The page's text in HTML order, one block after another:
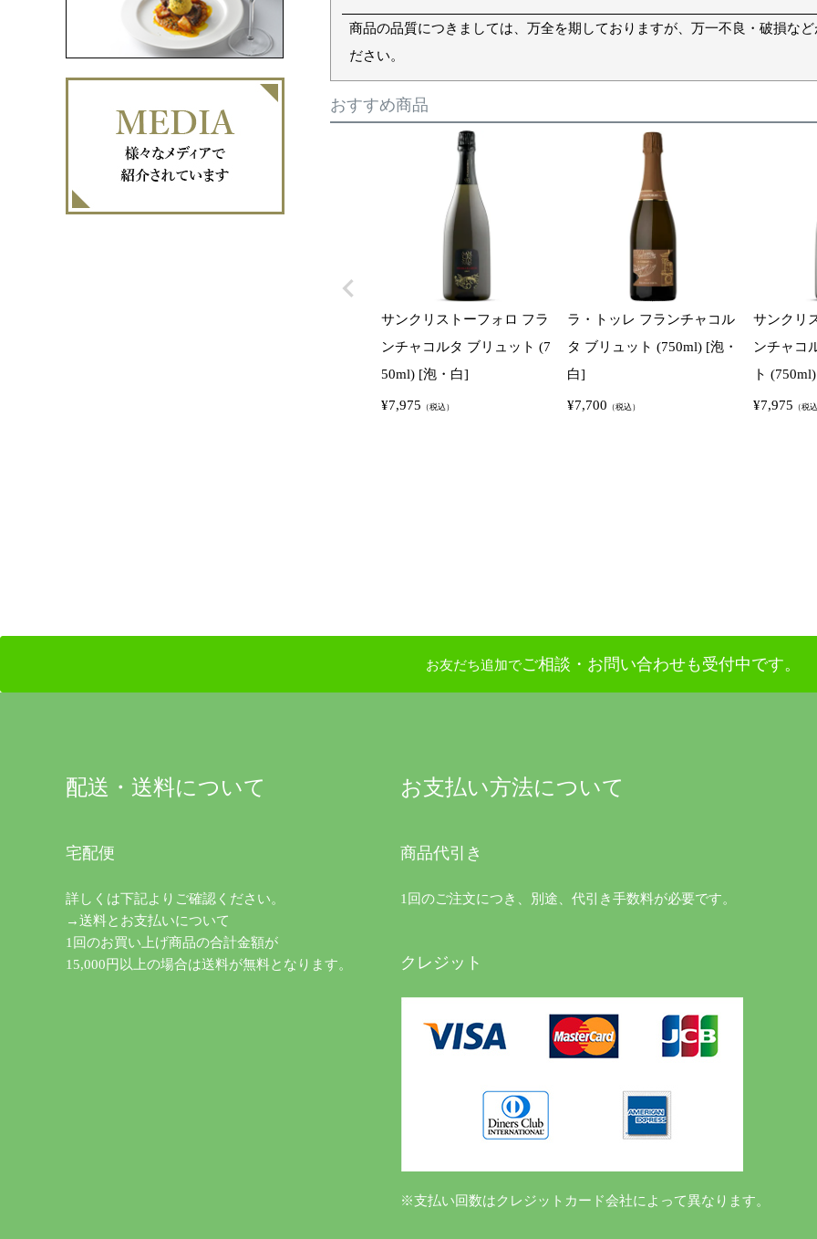
商品の品質につきましては、万全を期しておりますが、万一不良・破損な
ださい。
おすすめ商品
サンクリストーフォロ フラ
ンチャコルタ ブリュット (7
50ml) [泡・白]
¥7,975 （税込）
ラ・トッレ フランチャコル
タ ブリュット (750ml) [泡・
白]
¥7,700 （税込）
サンクリ
ンチャコ
ト
¥7,975 （税
お友だち追加でご相談・お問い合わせも受付中です。
配送・送料について
宅配便
詳しくは下記よりご確認ください。
→送料とお支払いについて
1回のお買い上げ商品の合計金額が
15,000円以上の場合は送料が無料となります。
お支払い方法について
商品代引き
1回のご注文につき、別途、代引き手数料が必要です。
クレジット
※支払い回数はクレジットカード会社によって異なります。